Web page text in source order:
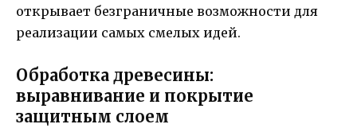
открывает безграничные возможности для
реализации самых смелых идей.
Обработка древесины:
выравнивание и покрытие
защитным слоем